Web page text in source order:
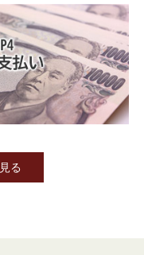
る